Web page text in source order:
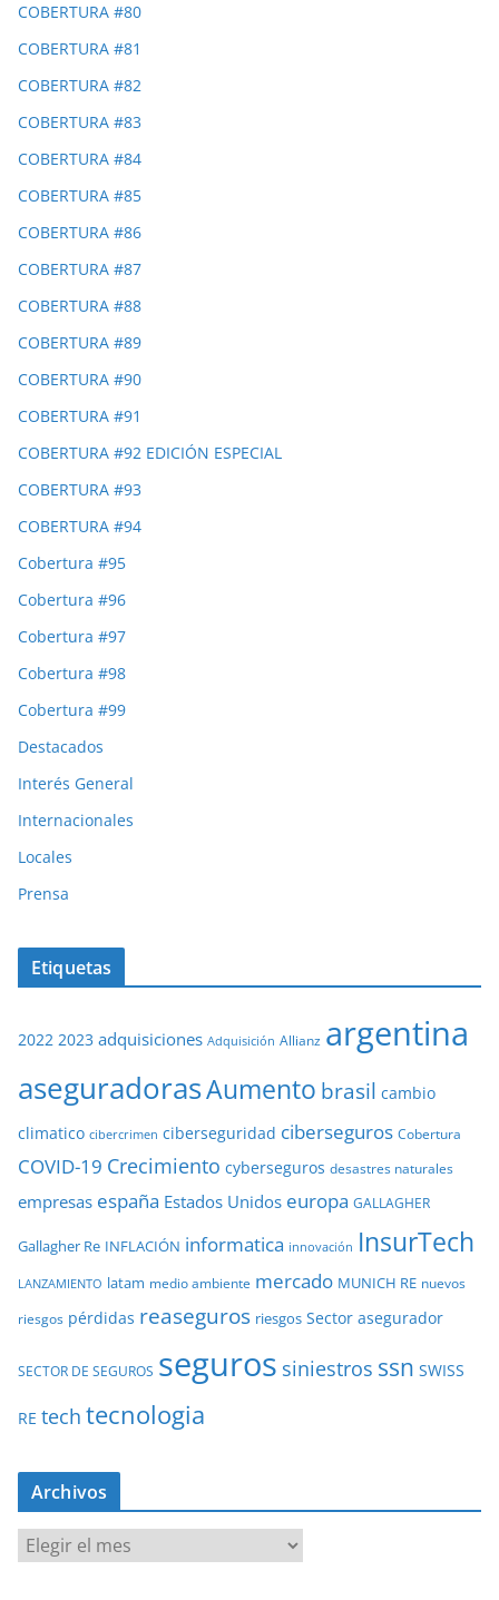
COBERTURA #80
COBERTURA #81
COBERTURA #82
COBERTURA #83
COBERTURA #84
COBERTURA #85
COBERTURA #86
COBERTURA #87
COBERTURA #88
COBERTURA #89
COBERTURA #90
COBERTURA #91
COBERTURA #92 EDICIÓN ESPECIAL
COBERTURA #93
COBERTURA #94
Cobertura #95
Cobertura #96
Cobertura #97
Cobertura #98
Cobertura #99
Destacados
Interés General
Internacionales
Locales
Prensa
Etiquetas
2022 2023 adquisiciones Adquisición Allianz argentina
aseguradorasAumento brasil cambio
climatico cibercrimen ciberseguridad ciberseguros Cobertura
COVID-19 Crecimiento cyberseguros desastres naturales
empresas españa Estados Unidos europa GALLAGHER
Gallagher Re INFLACIÓN informatica innovación InsurTech
LANZAMIENTO latam medio ambiente mercado MUNICH RE nuevos
riesgos pérdidas reaseguros riesgos Sector asegurador
SECTOR DE SEGUROS seguros siniestros ssn SWISS
RE tech tecnologia
Archivos